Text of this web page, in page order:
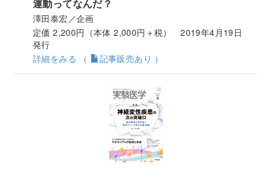
運動ってなんだ？
澤田泰宏／企画
定価 2,200円（本体 2,000円＋税） 2019年4月19日
発行
詳細をみる （
記事販売あり ）